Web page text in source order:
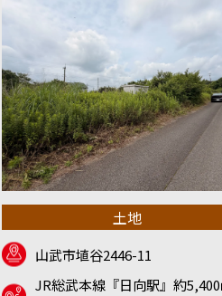
土地
山武市埴谷2446-11
JR総武本線『日向駅』約